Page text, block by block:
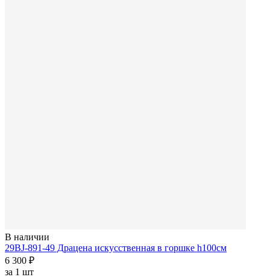
В наличии
29BJ-891-49 Драцена искусственная в горшке h100см
6 300 ₽
за 1 шт